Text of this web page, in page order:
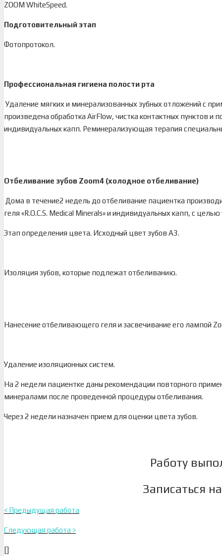
ZOOM WhiteSpeed.
Подготовительный этап
Фотопротокол.
Профессиональная гигиена полости рта
Удаление мягких и минерализованных зубных отложений с
произведена обработка AirFlow, чистка контактных пунктов и
индивидуальных капп. Реминерализующая терапия
Отбеливание зубов Zoom4 (холодное отбеливание)
Дома в течение2 недель до отбеливание пациентка
геля «R.O.C.S. Medical Minerals» и индивидуальных капп, с
Этап определения цвета. Исходный цвет зубов А3.
Изоляция зубов, которые подлежат отбеливанию.
Нанесение отбеливающего геля и засвечивание его лампой
Удаление изоляционных систем.
На 2 недели пациентке даны рекомендации повторного
минералами после проведенной процедуры отбеливания.
Через 2 недели назначен прием для оценки цвета зубов.
Работу
Записаться
< Предыдущая работа
Следующая работа >
[]